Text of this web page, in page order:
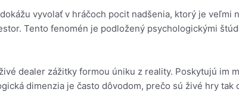
vyvolať v hráčoch pocit nadšenia, ktorý je veľmi
Tento fenomén je podložený psychologickými
dealer zážitky formou úniku z reality. Poskytujú im
dimenzia je často dôvodom, prečo sú živé hry